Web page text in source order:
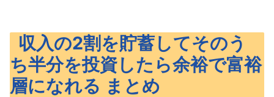
収入の2割を貯蓄してそのう
ち半分を投資したら余裕で富裕
層になれる まとめ